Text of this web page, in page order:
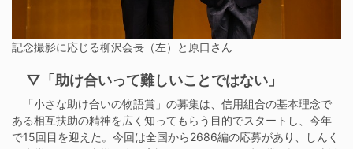
記念撮影に応じる柳沢会長（左）と原口さん
▽「助け合いって難しいことではない」
「小さな助け合いの物語賞」の募集は、信用組合の基本理念で
ある相互扶助の精神を広く知ってもらう目的でスタートし、今年
で15回目を迎えた。今回は全国から2686編の応募があり、しんく